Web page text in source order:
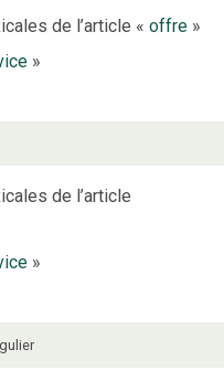
de l’article «offre »
»
de l’article
»